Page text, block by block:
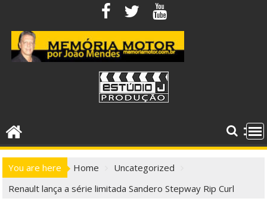
content
You are here Home
Uncategorized
Renault lança a série limitada Sandero Stepway Rip Curl